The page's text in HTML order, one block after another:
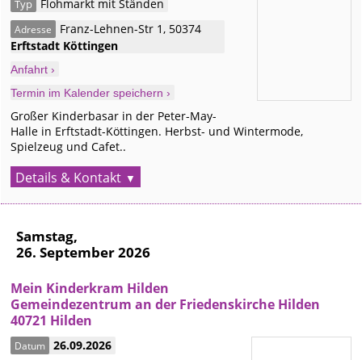
Typ Flohmarkt mit Ständen
Adresse Franz-Lehnen-Str 1, 50374
Erftstadt Köttingen
Anfahrt ›
Termin im Kalender speichern ›
Großer Kinderbasar in der Peter-May-
Halle in Erftstadt-Köttingen. Herbst- und Wintermode,
Spielzeug und Cafet..
Details & Kontakt
Samstag,
26. September 2026
Mein Kinderkram Hilden
Gemeindezentrum an der Friedenskirche Hilden
40721 Hilden
Datum 26.09.2026